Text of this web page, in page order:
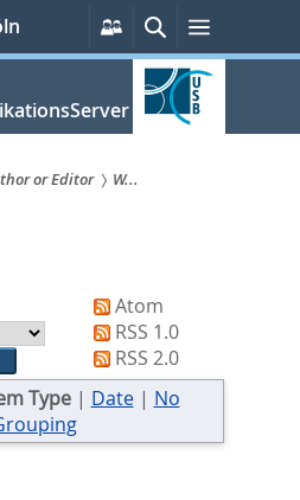
Persönliche
Services
SucheMenü
or Editor
W...
Atom
RSS 1.0
RSS 2.0
Type| Date| No